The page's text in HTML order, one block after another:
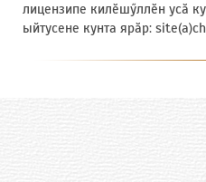
лицензипе килӗшӳллӗн усӑ
ыйтусене кунта ярӑр: